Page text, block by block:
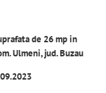
de 26 mp in
Ulmeni, jud. Buzau